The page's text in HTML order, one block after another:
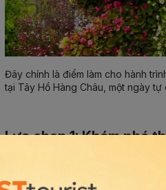
Đây chính là điểm làm cho hành
tại Tây Hồ Hàng Châu, một ngày
Lựa chọn 1: Khám phá
Nếu bạn yêu thích kiến trúc hiện